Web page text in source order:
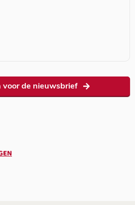
voor de nieuwsbrief